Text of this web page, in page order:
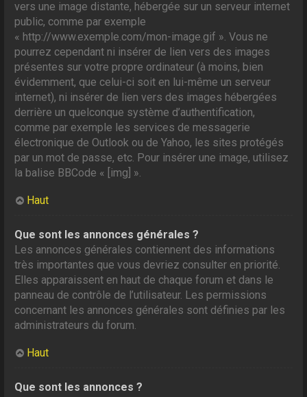
vers une image distante, hébergée sur un serveur internet
public, comme par exemple
« http://www.exemple.com/mon-image.gif ». Vous ne
pourrez cependant ni insérer de lien vers des images
présentes sur votre propre ordinateur (à moins, bien
évidemment, que celui-ci soit en lui-même un serveur
internet), ni insérer de lien vers des images hébergées
derrière un quelconque système d’authentification,
comme par exemple les services de messagerie
électronique de Outlook ou de Yahoo, les sites protégés
par un mot de passe, etc. Pour insérer une image, utilisez
la balise BBCode « [img] ».
Haut
Que sont les annonces générales ?
Les annonces générales contiennent des informations
très importantes que vous devriez consulter en priorité.
Elles apparaissent en haut de chaque forum et dans le
panneau de contrôle de l’utilisateur. Les permissions
concernant les annonces générales sont définies par les
administrateurs du forum.
Haut
Que sont les annonces ?